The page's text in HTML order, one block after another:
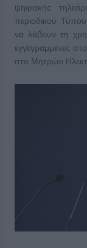
ψηφιακής
περιοδικού
να λάβουν τη
εγγεγραμμένες
στο Μητρώο